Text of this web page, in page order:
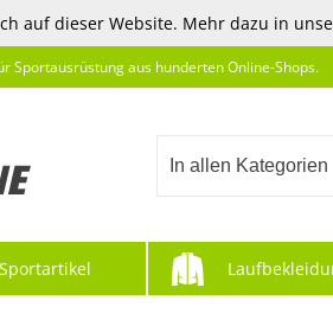
auf dieser Website. Mehr dazu in
Sportausrüstung aus hunderten Online-Shops.
In allen Kategorien
Sportartikel